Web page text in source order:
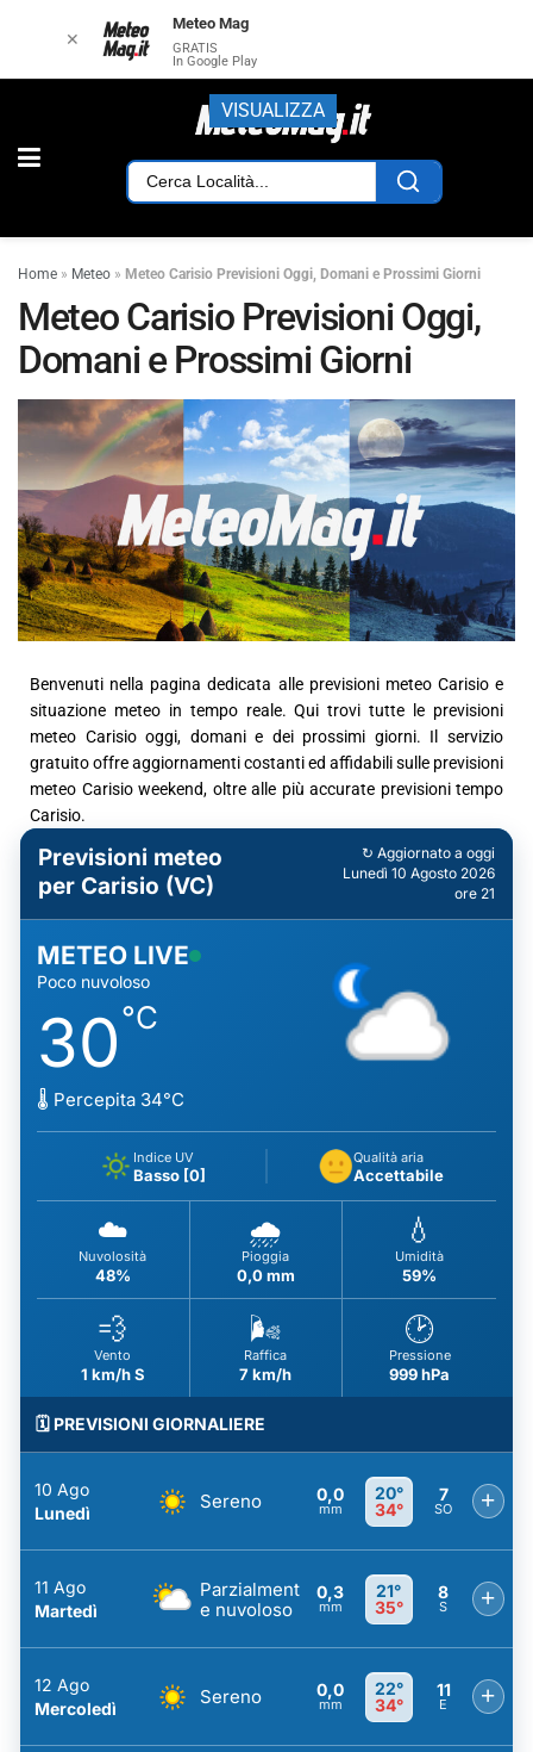
Home » Meteo » Meteo Carisio Previsioni Oggi, Domani e Prossimi Giorni
Meteo Carisio Previsioni Oggi,
Domani e Prossimi Giorni
Benvenuti nella pagina dedicata alle previsioni meteo Carisio e
situazione meteo in tempo reale. Qui trovi tutte le previsioni
meteo Carisio oggi, domani e dei prossimi giorni. Il servizio
gratuito offre aggiornamenti costanti ed affidabili sulle previsioni
meteo Carisio weekend, oltre alle più accurate previsioni tempo
Carisio.
Previsioni meteo
per Carisio (VC)
↻ Aggiornato a oggi
Lunedì 10 Agosto 2026
ore 21
METEO LIVE
Poco nuvoloso
30°C
🌡️ Percepita 34°C
Indice UV
Basso [0]
Qualità aria
Accettabile
☁️
Nuvolosità
48%
🌧️
Pioggia
0,0 mm
💧
Umidità
59%
💨
Vento
1 km/h S
🌬️
Raffica
7 km/h
🕑
Pressione
999 hPa
🗓️ PREVISIONI GIORNALIERE
10 Ago
Lunedì
Sereno 0,0
mm
20°
34°
7
SO +
11 Ago
Martedì
Parzialment
e nuvoloso
0,3
mm
21°
35°
8
S +
12 Ago
Mercoledì
Sereno 0,0
mm
22°
34°
11
E +
✕
Meteo Mag
GRATIS
In Google Play
VISUALIZZA